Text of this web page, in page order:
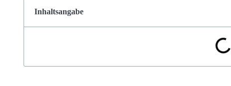
Inhaltsangabe